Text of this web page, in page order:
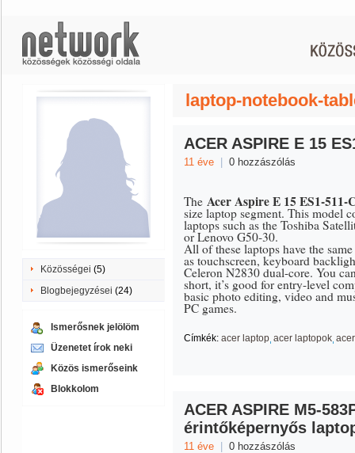
Közösségei (5)
Blogbejegyzései (24)
Ismerősnek jelölöm
Üzenetet írok neki
Közös ismerőseink
Blokkolom
laptop-notebook-
ACER ASPIRE E 15
11 éve 0 hozzászólás
The Acer Aspire E 15 ES1-511-
size laptop segment. This model
laptops such as the Toshiba
or Lenovo G50-30.
All of these laptops have the
as touchscreen, keyboard
Celeron N2830 dual-core. You
short, it’s good for entry-level
basic photo editing, video and
PC games.
Címkék: acer laptop acer laptopok
ACER ASPIRE M5-
érintőképernyős
11 éve 0 hozzászólás